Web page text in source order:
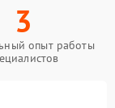
3
опыт работы